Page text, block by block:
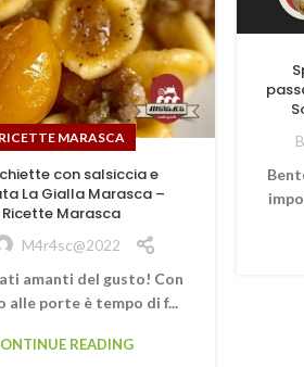
RICETTE MARASCA
con salsiccia e
La Gialla Marasca –
Ricette Marasca
M4r4sc@2022
amanti del gusto! Con
alle porte è tempo di f...
READING